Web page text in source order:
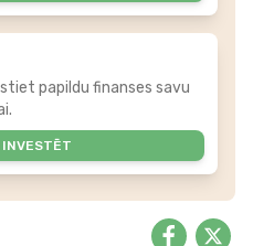
papildu finanses savu
INVESTĒT